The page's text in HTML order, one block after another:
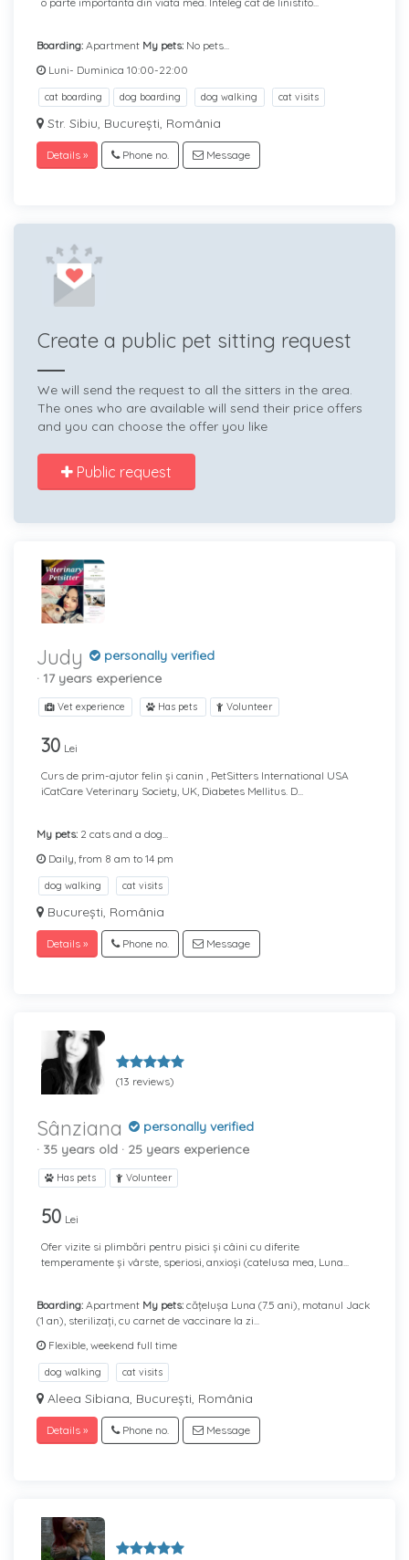
Boarding: Apartment My pets: No pets...
Luni- Duminica 10:00-22:00
cat boarding dog boarding dog walking cat visits
Str. Sibiu, București, România
Details » Phone no. Message
Create a public pet sitting request
We will send the request to all the sitters in the area.
The ones who are available will send their price offers
and you can choose the offer you like
Public request
Judy
personally verified
· 17 years experience
Vet experience Has pets Volunteer
30 Lei
Curs de prim-ajutor felin și canin , PetSitters International USA
iCatCare Veterinary Society, UK, Diabetes Mellitus. D...
My pets: 2 cats and a dog...
Daily, from 8 am to 14 pm
dog walking cat visits
București, România
Details » Phone no. Message
(13 reviews)
Sânziana
personally verified
· 35 years old · 25 years experience
Has pets Volunteer
50 Lei
Ofer vizite si plimbări pentru pisici și câini cu diferite
temperamente și vârste, speriosi, anxioși (catelusa mea, Luna...
Boarding: Apartment My pets: cățelușa Luna (7.5 ani), motanul Jack
(1 an), sterilizați, cu carnet de vaccinare la zi...
Flexible, weekend full time
dog walking cat visits
Aleea Sibiana, București, România
Details » Phone no. Message